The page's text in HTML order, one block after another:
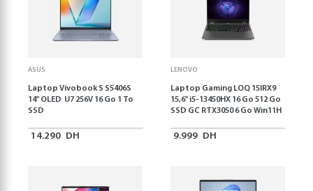
ASUS
Laptop Vivobook S S5406S
14" OLED U7 256V 16 Go 1 To
SSD
14.290 DH
LENOVO
Laptop Gaming LOQ 15IRX9
15,6'' i5-13450HX 16 Go 512 Go
SSD GC RTX3050 6 Go Win11H
9.999 DH